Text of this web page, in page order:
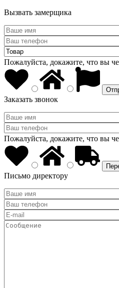
Вызвать замерщика
Пожалуйста, докажите, что вы
Заказать звонок
Пожалуйста, докажите, что вы
Письмо директору